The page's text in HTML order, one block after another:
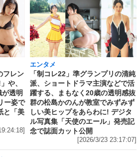
フレン
や、
が透明
ー姿で
と「美
エンタメ
「制コレ22」準グランプリの清純
派、ショートドラマ主演などで活
躍する、まもなく20歳の透明感抜
群の松島かのんが教室でみずみず
しい美ヒップをあらわに! デジタ
ル写真集「天使のエール」発売記
念で誌面カット公開
[2026/3/23 23:17:07]